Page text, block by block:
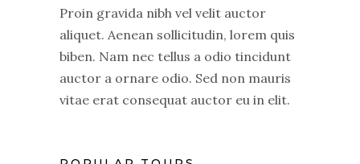
Proin gravida nibh vel velit auctor
aliquet. Aenean sollicitudin, lorem quis
biben. Nam nec tellus a odio tincidunt
auctor a ornare odio. Sed non mauris
vitae erat consequat auctor eu in elit.